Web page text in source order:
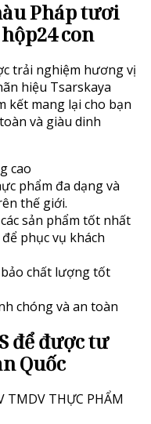
Pháp tươi
con
trải nghiệm hương vị
hiệu Tsarskaya
kết mang lại cho bạn
và giàu dinh
cao
phẩm đa dạng và
thế giới.
sản phẩm tốt nhất
phục vụ khách
chất lượng tốt
chóng và an toàn
để được tư
Quốc
TMDV THỰC PHẨM